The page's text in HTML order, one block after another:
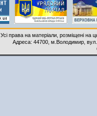
Усі права на матеріали, розміщені на
Адреса: 44700, м.Володимир,